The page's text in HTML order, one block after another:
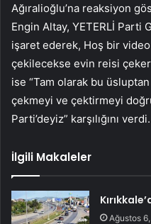
Ağıralioğlu’na reaksiyon
Engin Altay, YETERLİ Parti
işaret ederek, Hoş bir
çekilecekse evin reisi
ise “Tam olarak bu
çekmeyi ve çektirmeyi
Parti’deyiz” karşılığını verdi.
İlgili Makaleler
Ağustos